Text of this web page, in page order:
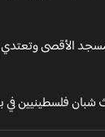
الأقصى
شبان فلسطينيين في